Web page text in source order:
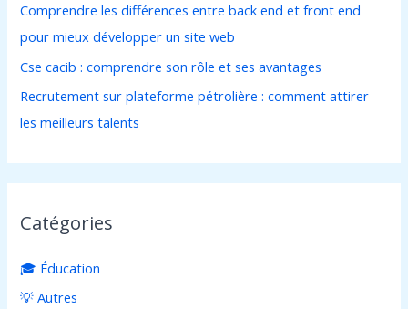
:
Comprendre les différences entre back end et front end
pour mieux développer un site web
Cse cacib : comprendre son rôle et ses avantages
Recrutement sur plateforme pétrolière : comment attirer
les meilleurs talents
Catégories
🎓 Éducation
💡 Autres